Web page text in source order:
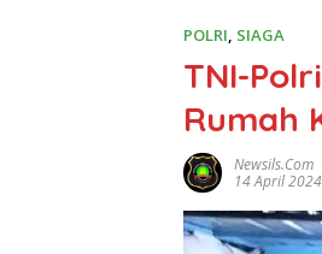
POLRI SIAGA
TNI-
Rumah
Newsils.com
14 April 2024